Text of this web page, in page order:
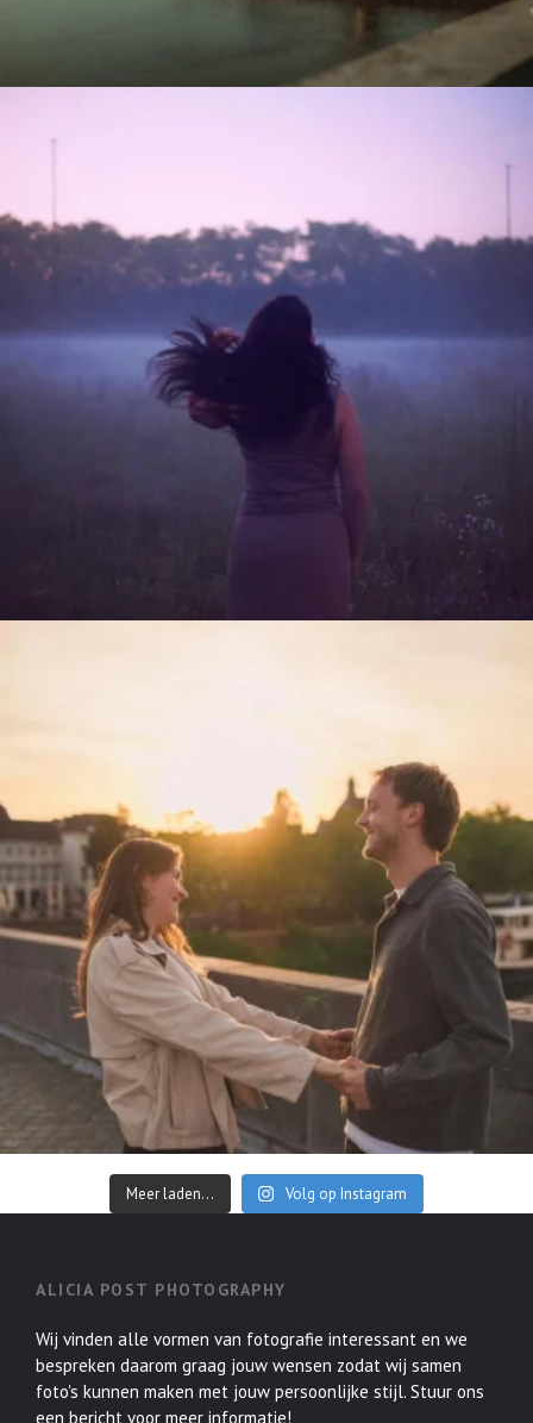
Meer laden... Volg op Instagram
ALICIA POST PHOTOGRAPHY
Wij vinden alle vormen van fotografie interessant en we
bespreken daarom graag jouw wensen zodat wij samen
foto's kunnen maken met jouw persoonlijke stijl. Stuur ons
een bericht voor meer informatie!